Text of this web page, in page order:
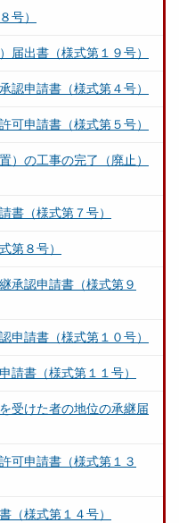
号）
届出書（様式第１９号）
認申請書（様式第４号）
可申請書（様式第５号）
）の工事の完了（廃止）
書（様式第７号）
第８号）
承認申請書（様式第９
申請書（様式第１０号）
請書（様式第１１号）
受けた者の地位の承継届
可申請書（様式第１３
（様式第１４号）